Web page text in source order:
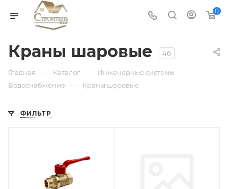
0
Краны шаровые 46
Главная — Каталог — Инженерные системы —
Водоснабжение — Краны шаровые
ФИЛЬТР